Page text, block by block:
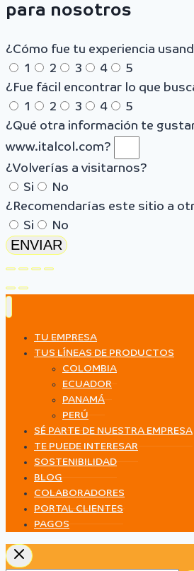
para nosotros
¿Cómo fue tu experiencia
1
2 3 4
5
¿Fue fácil encontrar lo que
1
2 3 4
5
¿Qué otra información te
www.italcol.com?
¿Volverías a visitarnos?
Si
No
¿Recomendarías este sitio a
Si
No
ENVIAR
TU EMPRESA
TUS LÍNEAS DE PRODUCTOS
COLOMBIA
ECUADOR
PANAMÁ
PERÚ
SÉ PARTE DE NUESTRA EMPRESA
TE PUEDE INTERESAR
SOSTENIBILIDAD
BLOG
COLABORADORES
PORTAL CLIENTES
PAGOS